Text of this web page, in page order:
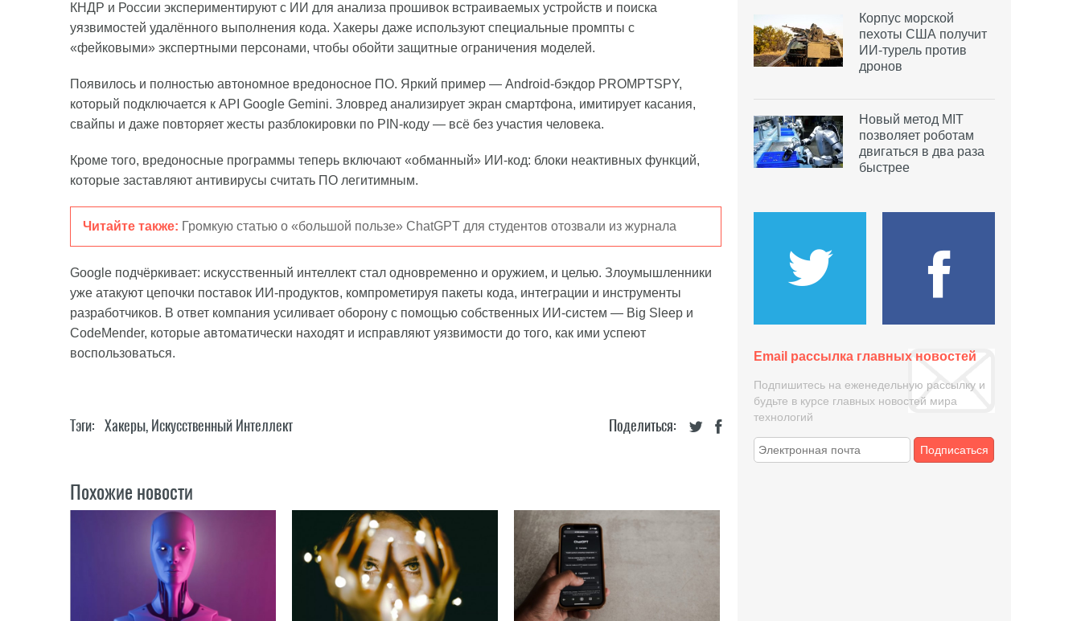
КНДР и России экспериментируют с ИИ для анализа прошивок встраиваемых устройств и поиска
уязвимостей удалённого выполнения кода. Хакеры даже используют специальные промпты с
«фейковыми» экспертными персонами, чтобы обойти защитные ограничения моделей.
Появилось и полностью автономное вредоносное ПО. Яркий пример — Android-бэкдор PROMPTSPY,
который подключается к API Google Gemini. Зловред анализирует экран смартфона, имитирует касания,
свайпы и даже повторяет жесты разблокировки по PIN-коду — всё без участия человека.
Кроме того, вредоносные программы теперь включают «обманный» ИИ-код: блоки неактивных функций,
которые заставляют антивирусы считать ПО легитимным.
Читайте также: Громкую статью о «большой пользе» ChatGPT для студентов отозвали из журнала
Google подчёркивает: искусственный интеллект стал одновременно и оружием, и целью. Злоумышленники
уже атакуют цепочки поставок ИИ-продуктов, компрометируя пакеты кода, интеграции и инструменты
разработчиков. В ответ компания усиливает оборону с помощью собственных ИИ-систем — Big Sleep и
CodeMender, которые автоматически находят и исправляют уязвимости до того, как ими успеют
воспользоваться.
Поделиться:
Тэги: Хакеры, Искусственный Интеллект
Похожие новости
Корпус морской
пехоты США получит
ИИ-турель против
дронов
Новый метод MIT
позволяет роботам
двигаться в два раза
быстрее
Email рассылка главных новостей
Подпишитесь на еженедельную рассылку и
будьте в курсе главных новостей мира
технологий
Подписаться